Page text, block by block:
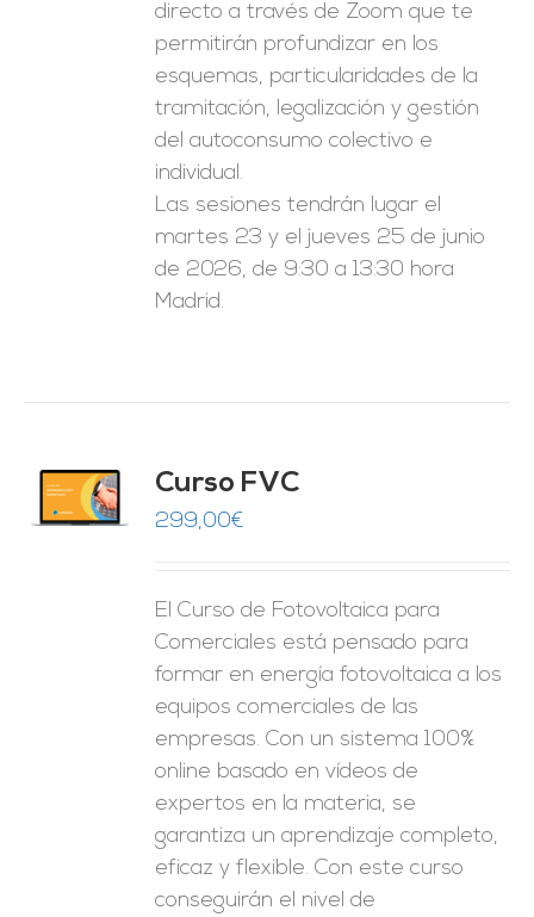
directo a través de Zoom que te
permitirán profundizar en los
esquemas, particularidades de la
tramitación, legalización y gestión
del autoconsumo colectivo e
individual.
Las sesiones tendrán lugar el
martes 23 y el jueves 25 de junio
de 2026, de 9:30 a 13:30 hora
Madrid.
Curso FVC
299,00€
El Curso de Fotovoltaica para
Comerciales está pensado para
formar en energía fotovoltaica a los
equipos comerciales de las
empresas. Con un sistema 100%
online basado en vídeos de
expertos en la materia, se
garantiza un aprendizaje completo,
eficaz y flexible. Con este curso
conseguirán el nivel de